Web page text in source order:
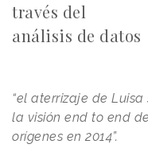
través del
análisis de datos
“el aterrizaje de
la visión end to end
orígenes en 2014”.